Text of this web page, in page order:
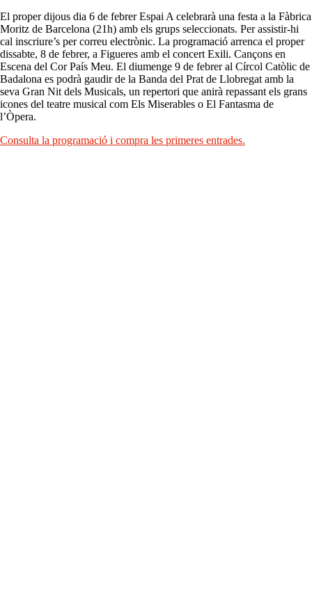
El proper dijous dia 6 de febrer Espai A celebrarà una festa a la Fàbrica
Moritz de Barcelona (21h) amb els grups seleccionats. Per assistir-hi
cal inscriure’s per correu electrònic. La programació arrenca el proper
dissabte, 8 de febrer, a Figueres amb el concert Exili. Cançons en
Escena del Cor País Meu. El diumenge 9 de febrer al Círcol Catòlic de
Badalona es podrà gaudir de la Banda del Prat de Llobregat amb la
seva Gran Nit dels Musicals, un repertori que anirà repassant els grans
icones del teatre musical com Els Miserables o El Fantasma de
l’Òpera.
Consulta la programació i compra les primeres entrades.